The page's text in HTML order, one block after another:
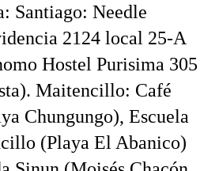
Santiago: Needle
2124 local 25-A
Hostel Purisima 305
Maitencillo: Café
Chungungo), Escuela
(Playa El Abanico)